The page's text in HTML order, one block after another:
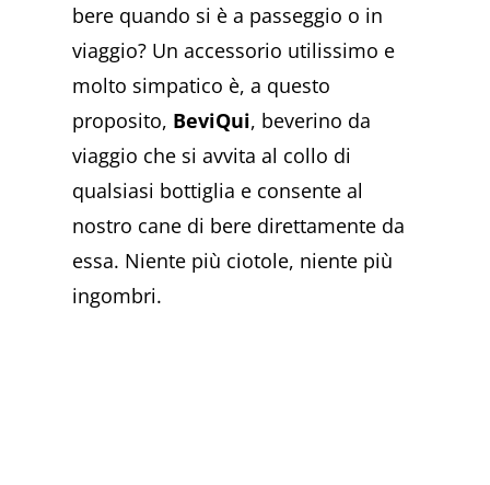
bere quando si è a passeggio o in
viaggio? Un accessorio utilissimo e
molto simpatico è, a questo
proposito, BeviQui, beverino da
viaggio che si avvita al collo di
qualsiasi bottiglia e consente al
nostro cane di bere direttamente da
essa. Niente più ciotole, niente più
ingombri.